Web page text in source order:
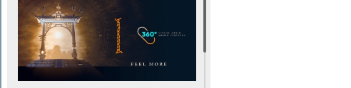
5 цагийн өмнө өмнө
Өнөөдөр сондгой тоогоор төгссөн улсын
дугаартай автомашинтай иргэдэд шатахуун
олгоно